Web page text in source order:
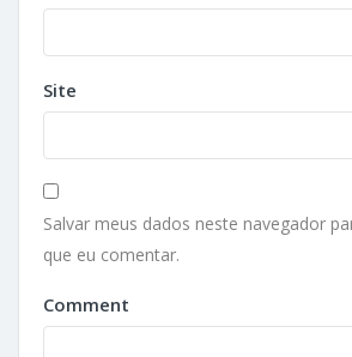
Site
Salvar meus dados neste navegador
que eu comentar.
Comment